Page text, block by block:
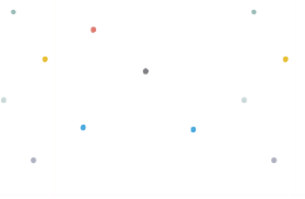
selengkapnya